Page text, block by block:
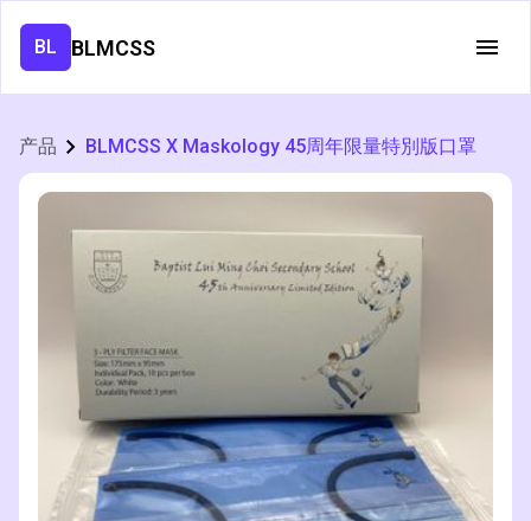
BL BLMCSS
产品 BLMCSS X Maskology 45周年限量特別版口罩